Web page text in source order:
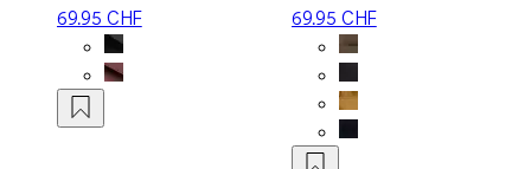
69.95 CHF
69.95 CHF